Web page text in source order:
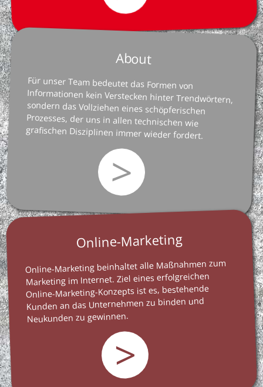
About
Für unser Team bedeutet das Formen von
Informationen kein Verstecken hinter Trendwörtern,
sondern das Vollziehen eines schöpferischen
Prozesses, der uns in allen technischen wie
grafischen Disziplinen immer wieder fordert.
>
Online-Marketing
Online-Marketing beinhaltet alle Maßnahmen zum
Marketing im Internet. Ziel eines erfolgreichen
Online-Marketing-Konzepts ist es, bestehende
Kunden an das Unternehmen zu binden und
Neukunden zu gewinnen.
>